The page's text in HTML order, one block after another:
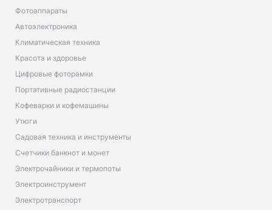
Фотоаппараты
Автоэлектроника
Климатическая техника
Красота и здоровье
Цифровые фоторамки
Портативные радиостанции
Кофеварки и кофемашины
Утюги
Садовая техника и инструменты
Счетчики банкнот и монет
Электрочайники и термопоты
Электроинструмент
Электротранспорт